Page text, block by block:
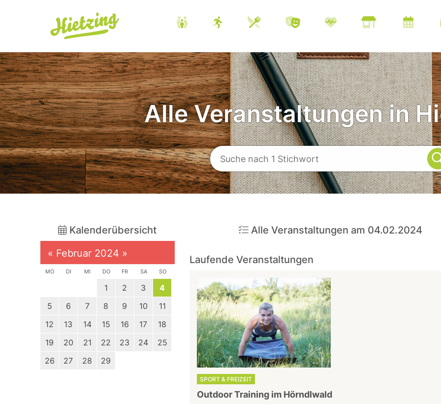
Alle Veranstaltungen in
Kalenderübersicht Alle Veranstaltungen am 04.02.2024
« Februar 2024 »
MO DI MI DO FR SA SO
1 2 3
4
5
6 7 8 9 10
11
12
13 14 15 16 17
18
19
20 21 22 23 24
25
26
27 28 29
Laufende Veranstaltungen
SPORT & FREIZEIT
Outdoor Training im Hörndlwald